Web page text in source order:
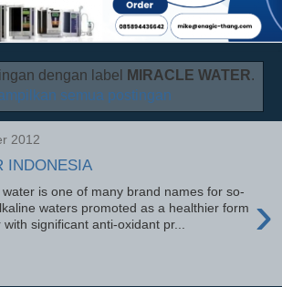
dengan label MIRACLE WATER.
semua postingan
2012
INDONESIA
›
water is one of many brand names for so-
waters promoted as a healthier form
significant anti-oxidant pr...